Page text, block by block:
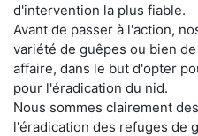
d'intervention la plus fiable.
Avant de passer à l'action,
variété de guêpes ou bien
affaire, dans le but d'opter
pour l'éradication du nid.
Nous sommes clairement
l'éradication des refuges de